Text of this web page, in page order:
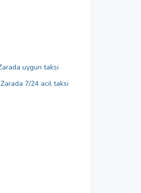
uygun taksi
7/24 acil taksi